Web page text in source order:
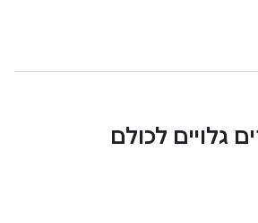
גלויים לכולם